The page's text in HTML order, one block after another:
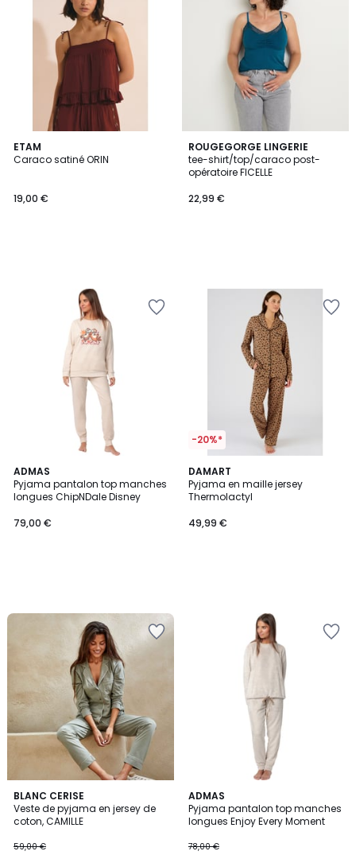
ETAM
Caraco satiné ORIN
19,00 €
ROUGEGORGE LINGERIE
tee-shirt/top/caraco post-
opératoire FICELLE
22,99 €
ADMAS
Pyjama pantalon top manches
longues ChipNDale Disney
79,00 €
-20%*
DAMART
Pyjama en maille jersey
Thermolactyl
49,99 €
BLANC CERISE
Veste de pyjama en jersey de
coton, CAMILLE
59,00 €
1
/
5
ADMAS
Pyjama pantalon top manches
longues Enjoy Every Moment
78,00 €